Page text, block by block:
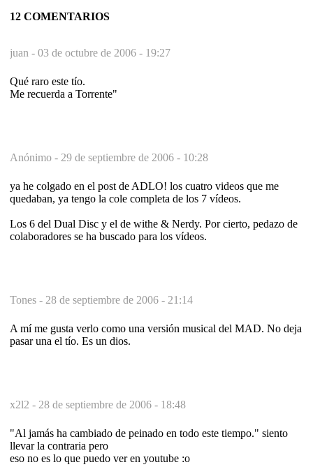
12 COMENTARIOS
juan - 03 de octubre de 2006 - 19:27
Qué raro este tío.
Me recuerda a Torrente"
Anónimo - 29 de septiembre de 2006 - 10:28
ya he colgado en el post de ADLO! los cuatro videos que me
quedaban, ya tengo la cole completa de los 7 vídeos.
Los 6 del Dual Disc y el de withe & Nerdy. Por cierto, pedazo de
colaboradores se ha buscado para los vídeos.
Tones - 28 de septiembre de 2006 - 21:14
A mí me gusta verlo como una versión musical del MAD. No deja
pasar una el tío. Es un dios.
x2l2 - 28 de septiembre de 2006 - 18:48
"Al jamás ha cambiado de peinado en todo este tiempo." siento
llevar la contraria pero
eso no es lo que puedo ver en youtube :o